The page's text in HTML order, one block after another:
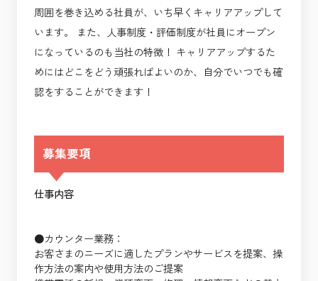
周囲を巻き込める社員が、いち早くキャリアアップして
います。 また、人事制度・評価制度が社員にオープン
になっているのも当社の特徴！ キャリアアップするた
めにはどこをどう頑張ればよいのか、自分でいつでも確
認をすることができます！
募集要項
仕事内容
●カウンター業務：
お客さまのニーズに適したプランやサービスを提案、操
作方法の案内や使用方法のご提案